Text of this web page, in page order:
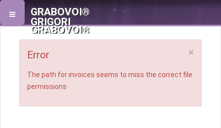
GRABOVOI®
GRIGORI
GRABOVOI®
×
Error
The path for invoices seems to miss the correct file
permissions